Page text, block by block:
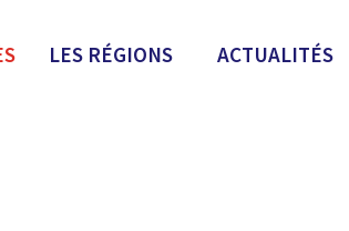
LES RÉGIONS ACTUALITÉS